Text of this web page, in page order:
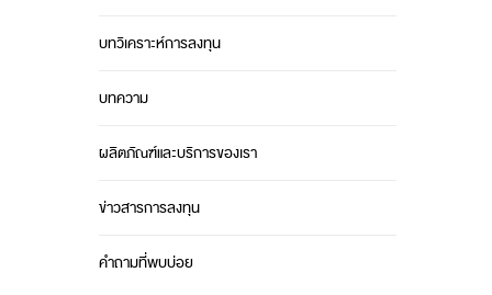
บทวิเคราะห์การลงทุน
บทความ
ผลิตภัณฑ์และบริการของเรา
ข่าวสารการลงทุน
คำถามที่พบบ่อย